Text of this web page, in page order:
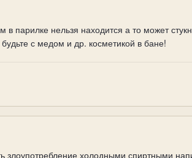
парилке нельзя находится а то может
с медом и др. косметикой в бане!
холодными спиртными